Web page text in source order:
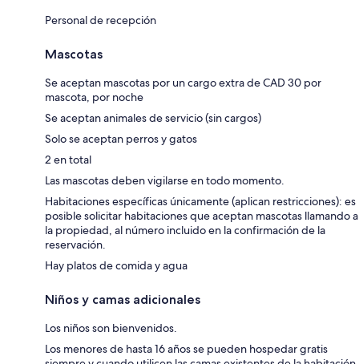
Personal de recepción
Mascotas
Se aceptan mascotas por un cargo extra de CAD 30 por
mascota, por noche
Se aceptan animales de servicio (sin cargos)
Solo se aceptan perros y gatos
2 en total
Las mascotas deben vigilarse en todo momento.
Habitaciones específicas únicamente (aplican restricciones): es
posible solicitar habitaciones que aceptan mascotas llamando a
la propiedad, al número incluido en la confirmación de la
reservación.
Hay platos de comida y agua
Niños y camas adicionales
Los niños son bienvenidos.
Los menores de hasta 16 años se pueden hospedar gratis